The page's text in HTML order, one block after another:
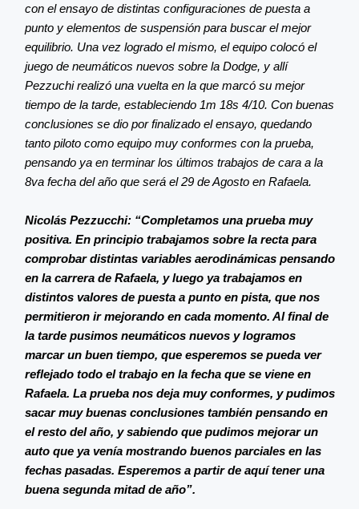
con el ensayo de distintas configuraciones de puesta a
punto y elementos de suspensión para buscar el mejor
equilibrio. Una vez logrado el mismo, el equipo colocó el
juego de neumáticos nuevos sobre la Dodge, y allí
Pezzuchi realizó una vuelta en la que marcó su mejor
tiempo de la tarde, estableciendo 1m 18s 4/10. Con buenas
conclusiones se dio por finalizado el ensayo, quedando
tanto piloto como equipo muy conformes con la prueba,
pensando ya en terminar los últimos trabajos de cara a la
8va fecha del año que será el 29 de Agosto en Rafaela.
Nicolás Pezzucchi: “Completamos una prueba muy
positiva. En principio trabajamos sobre la recta para
comprobar distintas variables aerodinámicas pensando
en la carrera de Rafaela, y luego ya trabajamos en
distintos valores de puesta a punto en pista, que nos
permitieron ir mejorando en cada momento. Al final de
la tarde pusimos neumáticos nuevos y logramos
marcar un buen tiempo, que esperemos se pueda ver
reflejado todo el trabajo en la fecha que se viene en
Rafaela. La prueba nos deja muy conformes, y pudimos
sacar muy buenas conclusiones también pensando en
el resto del año, y sabiendo que pudimos mejorar un
auto que ya venía mostrando buenos parciales en las
fechas pasadas. Esperemos a partir de aquí tener una
buena segunda mitad de año”.